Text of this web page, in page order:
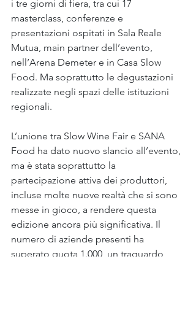
i tre giorni di fiera, tra cui 17
masterclass, conferenze e
presentazioni ospitati in Sala Reale
Mutua, main partner dell’evento,
nell’Arena Demeter e in Casa Slow
Food. Ma soprattutto le degustazioni
realizzate negli spazi delle istituzioni
regionali.
L’unione tra Slow Wine Fair e SANA
Food ha dato nuovo slancio all’evento,
ma è stata soprattutto la
partecipazione attiva dei produttori,
incluse molte nuove realtà che si sono
messe in gioco, a rendere questa
edizione ancora più significativa. Il
numero di aziende presenti ha
superato quota 1.000, un traguardo